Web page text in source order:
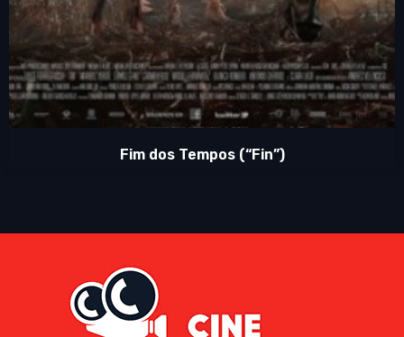
Fim dos Tempos (“Fin”)